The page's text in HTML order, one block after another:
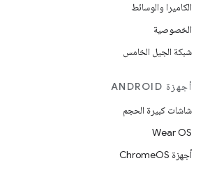
الكاميرا والوسائط
الخصوصية
شبكة الجيل الخامس
أجهزة ANDROID
شاشات كبيرة الحجم
Wear OS
أجهزة ChromeOS